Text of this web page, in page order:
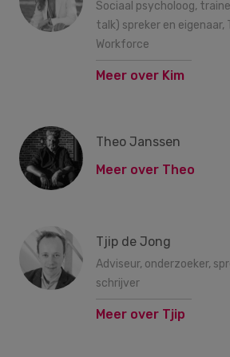
Sociaal psycholoog,
talk) spreker en eigenaar,
Workforce
Meer over Kim
Theo Janssen
Meer over Theo
Tjip de Jong
Adviseur, onderzoeker,
schrijver
Meer over Tjip